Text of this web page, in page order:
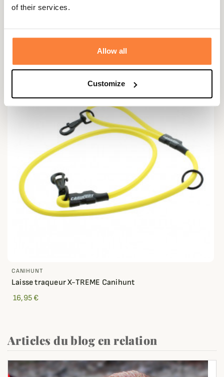
of their services.
Allow all
Customize
Vous aimerez aussi
CANIHUNT
Laisse traqueur X-TREME Canihunt
16,95 €
Articles du blog en relation